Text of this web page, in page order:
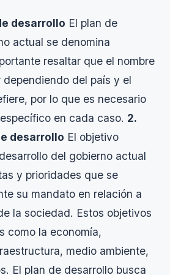
desarrollo El plan de
actual se denomina
resaltar que el nombre
del país y el
por lo que es necesario
en cada caso. 2.
desarrollo El objetivo
del gobierno actual
y prioridades que se
su mandato en relación a
la sociedad. Estos objetivos
como la economía,
medio ambiente,
El plan de desarrollo busca